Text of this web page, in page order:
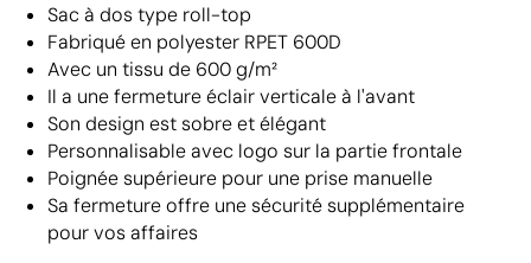
Sac à dos type roll-top
Fabriqué en polyester RPET 600D
Avec un tissu de 600 g/m²
Il a une fermeture éclair verticale à l'avant
Son design est sobre et élégant
Personnalisable avec logo sur la partie frontale
Poignée supérieure pour une prise manuelle
Sa fermeture offre une sécurité supplémentaire
pour vos affaires